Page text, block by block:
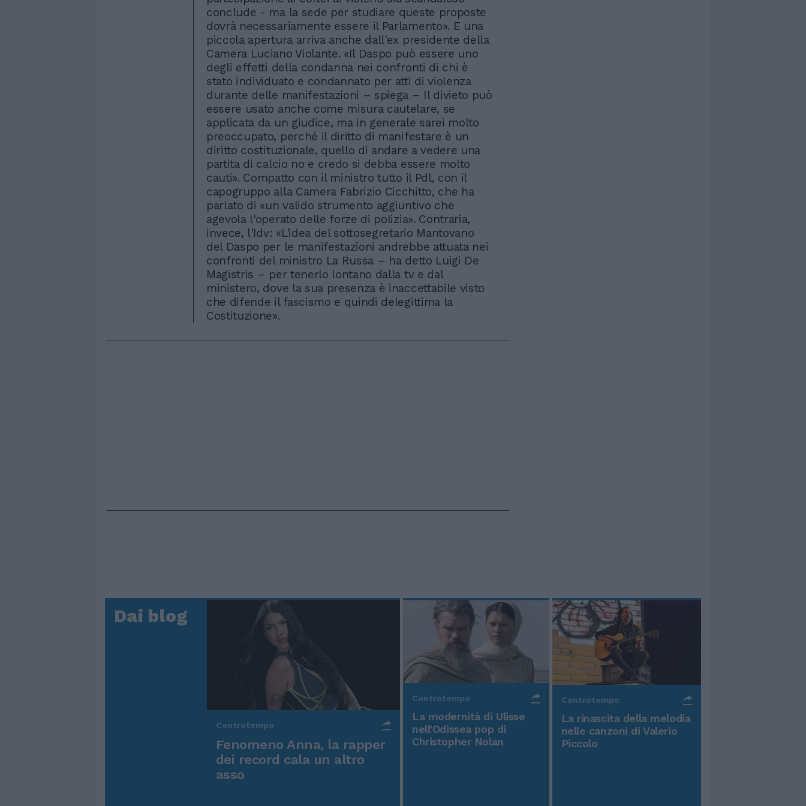
conclude - ma la sede per studiare queste proposte
dovrà necessariamente essere il Parlamento». E una
piccola apertura arriva anche dall'ex presidente della
Camera Luciano Violante. «Il Daspo può essere uno
degli effetti della condanna nei confronti di chi è
stato individuato e condannato per atti di violenza
durante delle manifestazioni – spiega – Il divieto può
essere usato anche come misura cautelare, se
applicata da un giudice, ma in generale sarei molto
preoccupato, perché il diritto di manifestare è un
diritto costituzionale, quello di andare a vedere una
partita di calcio no e credo si debba essere molto
cauti». Compatto con il ministro tutto il Pdl, con il
capogruppo alla Camera Fabrizio Cicchitto, che ha
parlato di «un valido strumento aggiuntivo che
agevola l'operato delle forze di polizia». Contraria,
invece, l'Idv: «L'idea del sottosegretario Mantovano
del Daspo per le manifestazioni andrebbe attuata nei
confronti del ministro La Russa – ha detto Luigi De
Magistris – per tenerlo lontano dalla tv e dal
ministero, dove la sua presenza è inaccettabile visto
che difende il fascismo e quindi delegittima la
Costituzione».
Dai blog
Controtempo
Fenomeno Anna, la rapper
dei record cala un altro
asso
Controtempo
La modernità di Ulisse
nell'Odissea pop di
Christopher Nolan
Controtempo
La rinascita della melodia
nelle canzoni di Valerio
Piccolo